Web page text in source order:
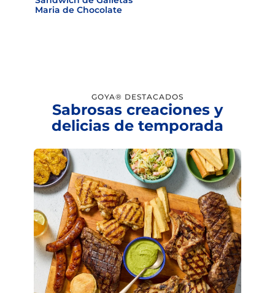
Maria de Chocolate
GOYA® DESTACADOS
Sabrosas creaciones y
delicias de temporada